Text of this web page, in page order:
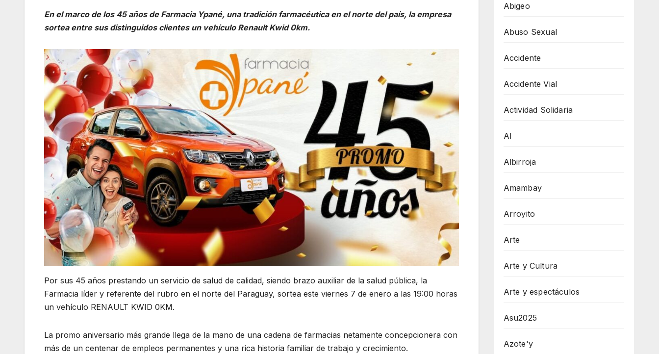
En el marco de los 45 años de Farmacia Ypané, una tradición farmacéutica en el norte del país, la empresa
sortea entre sus distinguidos clientes un vehículo Renault Kwid 0km.
Por sus 45 años prestando un servicio de salud de calidad, siendo brazo auxiliar de la salud pública, la
Farmacia líder y referente del rubro en el norte del Paraguay, sortea este viernes 7 de enero a las 19:00 horas
un vehículo RENAULT KWID 0KM.
La promo aniversario más grande llega de la mano de una cadena de farmacias netamente concepcionera con
más de un centenar de empleos permanentes y una rica historia familiar de trabajo y crecimiento.
Abigeo
Abuso Sexual
Accidente
Accidente Vial
Actividad Solidaria
AI
Albirroja
Amambay
Arroyito
Arte
Arte y Cultura
Arte y espectáculos
Asu2025
Azote'y